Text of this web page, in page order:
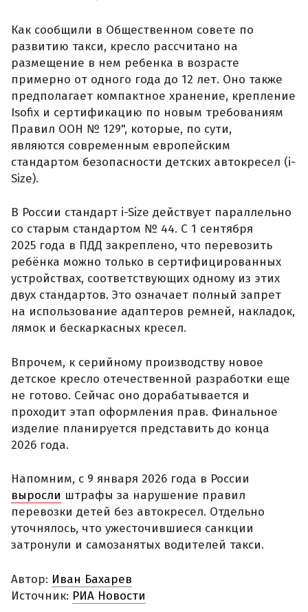
Как сообщили в Общественном совете по
развитию такси, кресло рассчитано на
размещение в нем ребенка в возрасте
примерно от одного года до 12 лет. Оно также
предполагает компактное хранение, крепление
Isofix и сертификацию по новым требованиям
Правил ООН № 129", которые, по сути,
являются современным европейским
стандартом безопасности детских автокресел (i-
Size).
В России стандарт i-Size действует параллельно
со старым стандартом № 44. С 1 сентября
2025 года в ПДД закреплено, что перевозить
ребёнка можно только в сертифицированных
устройствах, соответствующих одному из этих
двух стандартов. Это означает полный запрет
на использование адаптеров ремней, накладок,
лямок и бескаркасных кресел.
Впрочем, к серийному производству новое
детское кресло отечественной разработки еще
не готово. Сейчас оно дорабатывается и
проходит этап оформления прав. Финальное
изделие планируется представить до конца
2026 года.
Напомним, с 9 января 2026 года в России
выросли штрафы за нарушение правил
перевозки детей без автокресел. Отдельно
уточнялось, что ужесточившиеся санкции
затронули и самозанятых водителей такси.
Автор: Иван Бахарев
Источник: РИА Новости